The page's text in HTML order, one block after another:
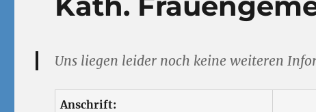
Uns liegen leider noch keine weiteren
Anschrift: